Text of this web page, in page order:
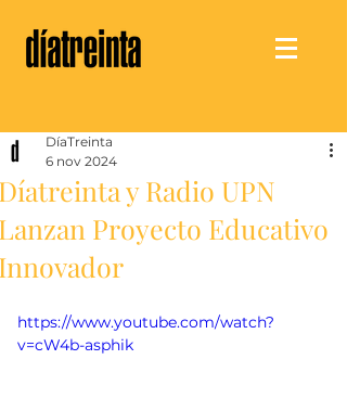
y Radio UPN
Proyecto Educativo
DíaTreinta
6 nov 2024
https://www.youtube.com/watch?
v=cW4b-asphik